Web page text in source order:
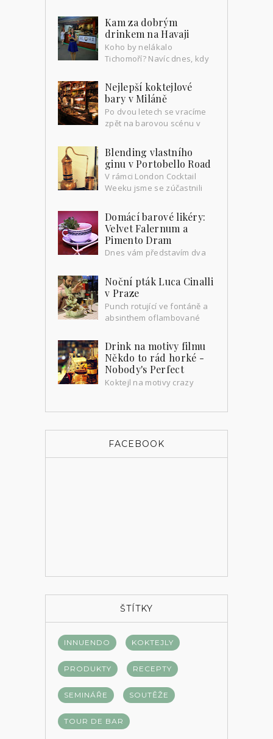
abychom se na vlastní kůži přesvědčili,
jak a kde vznikají nej...
Kam za dobrým
drinkem na Havaji
Koho by nelákalo
Tichomoří? Navíc dnes, kdy
Havajské ostrovy dá z Prahy běžně
pořídit pod 30 tisíc Kč, už takový výle...
Nejlepší koktejlové
bary v Miláně
Po dvou letech se vracíme
zpět na barovou scénu v
napsal kolega Pavel reportáž o tajném
baru The Jerry Thomas Sp...
Blending vlastního
ginu v Portobello Road
V rámci London Cocktail
Weeku jsme se zúčastnili
Blending, kde máte možnost po
počátečním zaškolení o ginu (jednak ...
Domácí barové likéry:
Velvet Falernum a
Pimento Dram
Dnes vám představím dva
si dnes neumíme představit v baru život.
A protože je velmi obtížné je v těchto
končiná...
Noční pták Luca Cinalli
v Praze
Punch rotující ve fontáně a
absinthem oflambované
Matina Baťhy Prahu navštívil sám Luca
Cinalli, barman z prosluléh...
Drink na motivy filmu
Někdo to rád horké -
Nobody's Perfect
Koktejl na motivy crazy
i tak něja...
FACEBOOK
ŠTÍTKY
INNUENDO KOKTEJLY
PRODUKTY RECEPTY
SEMINÁŘE SOUTĚŽE
TOUR DE BAR